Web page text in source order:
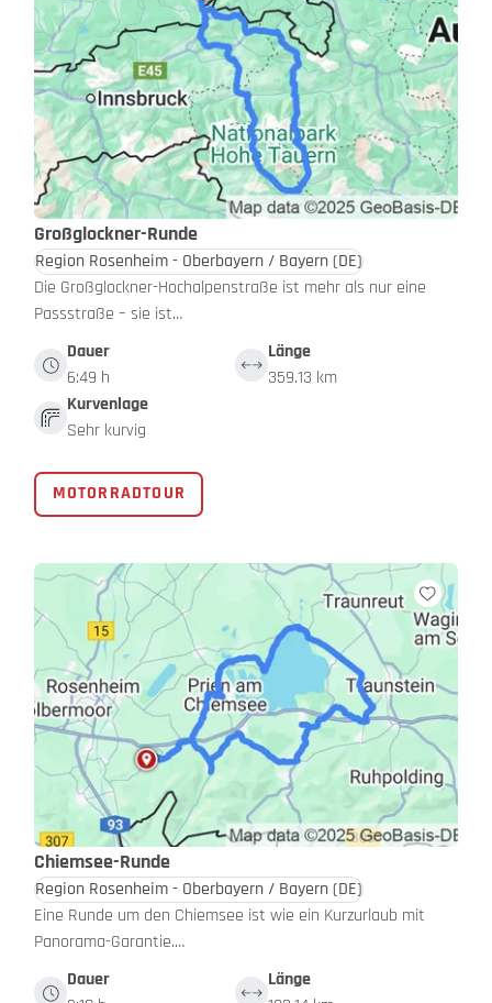
Großglockner-Runde
Region Rosenheim - Oberbayern / Bayern(DE)
Die Großglockner-Hochalpenstraße ist mehr als nur eine
Passstraße – sie ist…
Dauer
6:49 h
Länge
359.13 km
Kurvenlage
Sehr kurvig
MOTORRADTOUR
Chiemsee-Runde
Region Rosenheim - Oberbayern / Bayern(DE)
Eine Runde um den Chiemsee ist wie ein Kurzurlaub mit
Panorama-Garantie.…
Dauer
Länge